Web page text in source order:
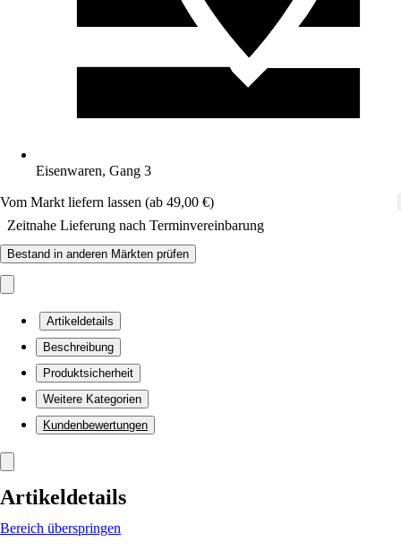
Eisenwaren, Gang 3
Vom Markt liefern lassen (ab 49,00 €)
Zeitnahe Lieferung nach Terminvereinbarung
Bestand in anderen Märkten prüfen
Artikeldetails
Beschreibung
Produktsicherheit
Weitere Kategorien
Kundenbewertungen
Artikeldetails
Bereich überspringen